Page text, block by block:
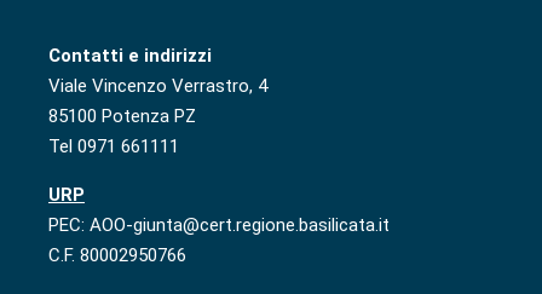
Contatti e indirizzi
Viale Vincenzo Verrastro, 4
85100 Potenza PZ
Tel 0971 661111
URP
PEC: AOO-giunta@cert.regione.basilicata.it
C.F. 80002950766